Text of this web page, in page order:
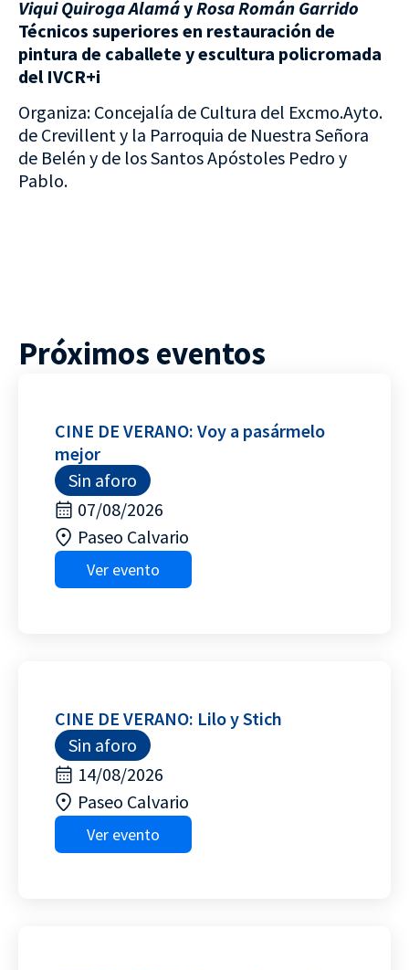
Viqui Quiroga AlamáyRosa Román Garrido
Técnicos superiores en restauración de
pintura de caballete y escultura policromada
del IVCR+i
Organiza: Concejalía de Cultura del Excmo.Ayto.
de Crevillent y la Parroquia de Nuestra Señora
de Belén y de los Santos Apóstoles Pedro y
Pablo.
Próximos eventos
CINE DE VERANO: Voy a pasármelo
mejor
Sin aforo
07/08/2026
Paseo Calvario
Ver evento
CINE DE VERANO: Lilo y Stich
Sin aforo
14/08/2026
Paseo Calvario
Ver evento